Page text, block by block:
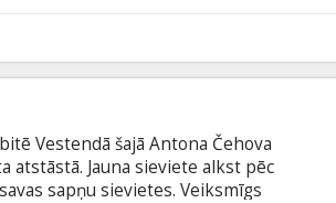
terapeite, kas īsti ir „dabisks”? Ar
Vestendā šajā Antona Čehova
Jauna sieviete alkst pēc
sapņu sievietes. Veiksmīgs